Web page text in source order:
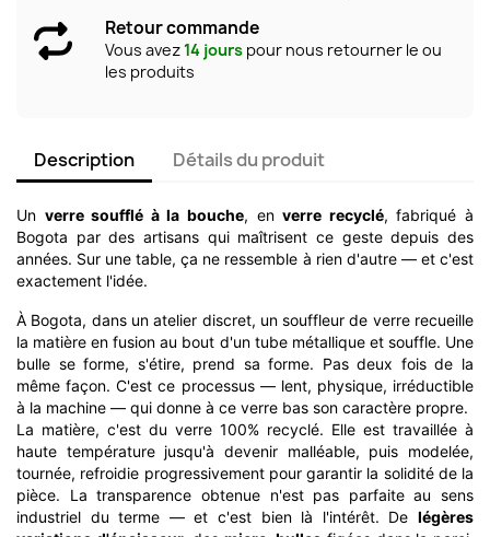
Retour commande
Vous avez14 jours pour nous retourner le ou
les produits
Description Détails du produit
Un verre soufflé à la bouche, enverre recyclé, fabriqué à
Bogota par des artisans qui maîtrisent ce geste depuis des
années. Sur une table, ça ne ressemble à rien d'autre — et c'est
exactement l'idée.
À Bogota, dans un atelier discret, un souffleur de verre recueille
la matière en fusion au bout d'un tube métallique et souffle. Une
bulle se forme, s'étire, prend sa forme. Pas deux fois de la
même façon. C'est ce processus — lent, physique, irréductible
à la machine — qui donne à ce verre bas son caractère propre.
La matière, c'est du verre 100% recyclé. Elle est travaillée à
haute température jusqu'à devenir malléable, puis modelée,
tournée, refroidie progressivement pour garantir la solidité de la
pièce. La transparence obtenue n'est pas parfaite au sens
industriel du terme — et c'est bien là l'intérêt. De légères